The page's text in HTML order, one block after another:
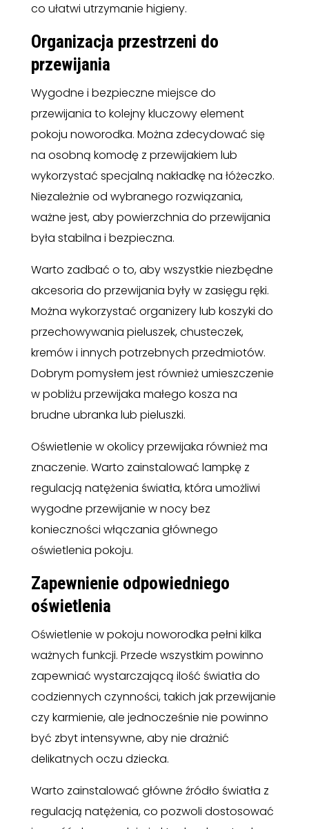
co ułatwi utrzymanie higieny.
Organizacja przestrzeni do
przewijania
Wygodne i bezpieczne miejsce do
przewijania to kolejny kluczowy element
pokoju noworodka. Można zdecydować się
na osobną komodę z przewijakiem lub
wykorzystać specjalną nakładkę na łóżeczko.
Niezależnie od wybranego rozwiązania,
ważne jest, aby powierzchnia do przewijania
była stabilna i bezpieczna.
Warto zadbać o to, aby wszystkie niezbędne
akcesoria do przewijania były w zasięgu ręki.
Można wykorzystać organizery lub koszyki do
przechowywania pieluszek, chusteczek,
kremów i innych potrzebnych przedmiotów.
Dobrym pomysłem jest również umieszczenie
w pobliżu przewijaka małego kosza na
brudne ubranka lub pieluszki.
Oświetlenie w okolicy przewijaka również ma
znaczenie. Warto zainstalować lampkę z
regulacją natężenia światła, która umożliwi
wygodne przewijanie w nocy bez
konieczności włączania głównego
oświetlenia pokoju.
Zapewnienie odpowiedniego
oświetlenia
Oświetlenie w pokoju noworodka pełni kilka
ważnych funkcji. Przede wszystkim powinno
zapewniać wystarczającą ilość światła do
codziennych czynności, takich jak przewijanie
czy karmienie, ale jednocześnie nie powinno
być zbyt intensywne, aby nie drażnić
delikatnych oczu dziecka.
Warto zainstalować główne źródło światła z
regulacją natężenia, co pozwoli dostosować